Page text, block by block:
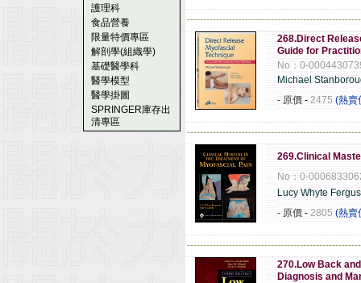
護理科
食品營養
限量特價專區
解剖學(組織學)
基礎醫學科
醫學模型
醫學掛圖
SPRINGER庫存出
清專區
268.Direct
Guide for
No：0-
Michael
- 原價 - 2475 (熱賣
269.Clinical
No：0-
Lucy Whyte
- 原價 - 2805 (熱賣
270.Low Back
Diagnosis and